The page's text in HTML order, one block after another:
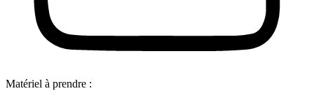
Matériel à prendre :